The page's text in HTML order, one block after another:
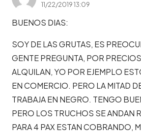
11/22/2019 13:09
BUENOS DIAS:
SOY DE LAS GRUTAS, ES
GENTE PREGUNTA, POR
ALQUILAN, YO POR EJEMPLO
EN COMERCIO. PERO LA MITAD
TRABAJA EN NEGRO. TENGO
PERO LOS TRUCHOS SE ANDAN
PARA 4 PAX ESTAN COBRANDO,